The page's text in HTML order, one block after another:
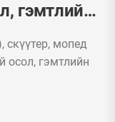
гэмтлийн
скүүтер, мопед
осол, гэмтлийн